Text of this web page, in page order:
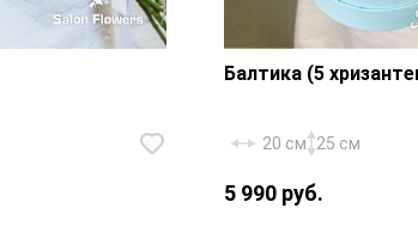
Балтика (5
20 см 25 см
5 990 руб.